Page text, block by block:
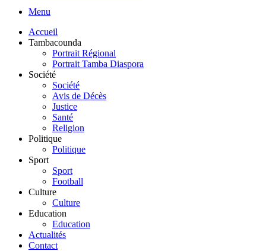
Menu
Accueil
Tambacounda
Portrait Régional
Portrait Tamba Diaspora
Société
Société
Avis de Décès
Justice
Santé
Religion
Politique
Politique
Sport
Sport
Football
Culture
Culture
Education
Education
Actualités
Contact